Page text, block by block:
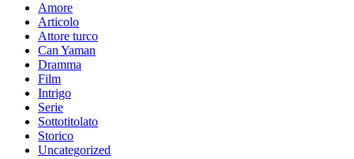
Amore
Articolo
Attore turco
Can Yaman
Dramma
Film
Intrigo
Serie
Sottotitolato
Storico
Uncategorized